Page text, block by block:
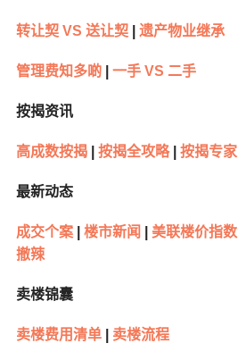
转让契 VS 送让契| 遗产物业继承
管理费知多啲| 一手 VS 二手
按揭资讯
高成数按揭| 按揭全攻略| 按揭专家
最新动态
成交个案| 楼市新闻 美联楼价指数|
撤辣
卖楼锦囊
卖楼费用清单| 卖楼流程